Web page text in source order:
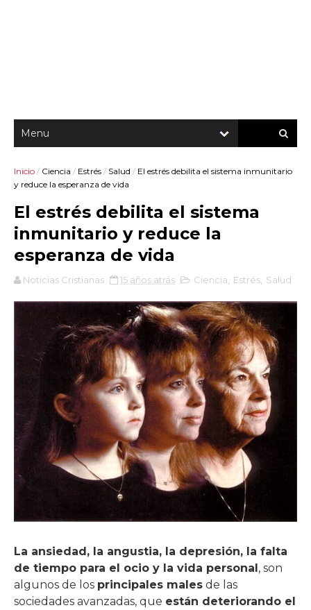
Inicio / Ciencia / Estrés / Salud / El estrés debilita el sistema inmunitario
y reduce la esperanza de vida
El estrés debilita el sistema
inmunitario y reduce la
esperanza de vida
Noticias Cristianas 15 años atrás Ciencia Estrés Salud
La ansiedad, la angustia, la depresión, la falta
de tiempo para el ocio y la vida personal, son
algunos de los principales males de las
sociedades avanzadas, que están deteriorando el